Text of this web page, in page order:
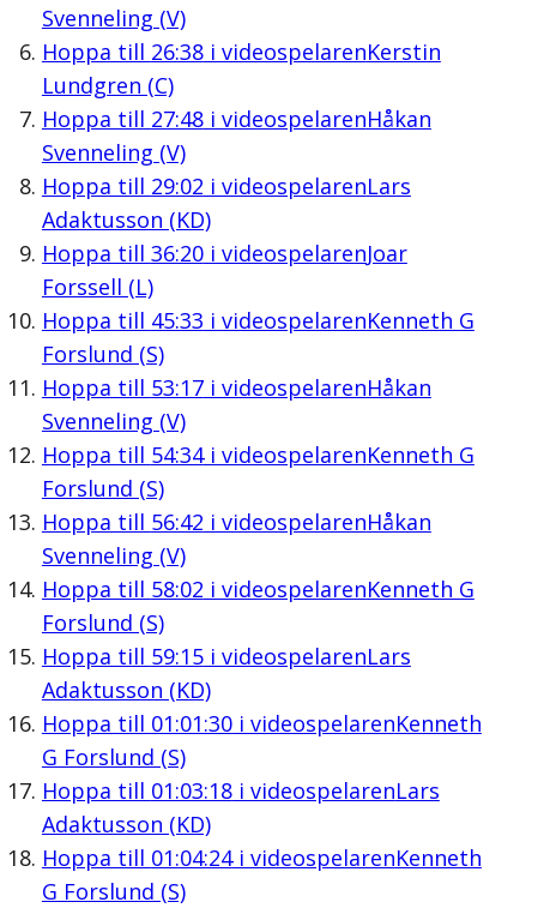
Svenneling (V)
Hoppa till 26:38i videospelarenKerstin
Lundgren (C)
Hoppa till 27:48i videospelarenHåkan
Svenneling (V)
Hoppa till 29:02 i videospelarenLars
Adaktusson (KD)
Hoppa till 36:20i videospelarenJoar
Forssell (L)
Hoppa till 45:33 i videospelarenKenneth G
Forslund (S)
Hoppa till 53:17i videospelarenHåkan
Svenneling (V)
Hoppa till 54:34i videospelarenKenneth G
Forslund (S)
Hoppa till 56:42 i videospelarenHåkan
Svenneling (V)
Hoppa till 58:02 i videospelarenKenneth G
Forslund (S)
Hoppa till 59:15i videospelarenLars
Adaktusson (KD)
Hoppa till 01:01:30i videospelarenKenneth
G Forslund (S)
Hoppa till 01:03:18i videospelarenLars
Adaktusson (KD)
Hoppa till 01:04:24i videospelarenKenneth
G Forslund (S)